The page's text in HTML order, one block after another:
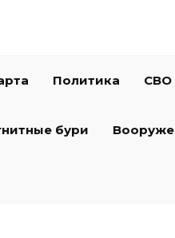
Политика СВО
бури